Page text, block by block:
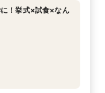
！挙式×試食×なん